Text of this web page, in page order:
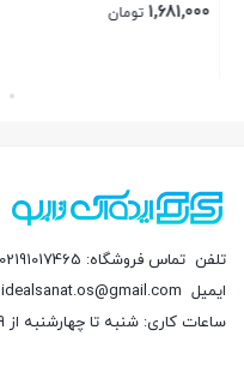
1,681,000 تومان
تلفن تماس فروشگاه: 02191017465 ادرس اینستاگرام: idealsanat.os
ایمیل idealsanat.os@gmail.com
ساعات کاری: شنبه تا چهارشنبه از 9 صبح تا 18 | پنج شنبه از 9 صبح تا 15